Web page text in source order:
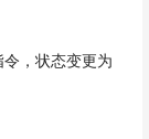
，状态变更为